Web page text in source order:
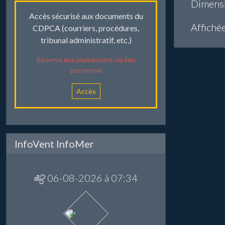
Accès sécurisé aux documents du
CDPCA (courriers, procédures,
tribunal administratif, etc.)
Réservé aux plaisanciers via lien
personnel
Accès
InfoVent InfoMer
06-08-2026 à 07:34